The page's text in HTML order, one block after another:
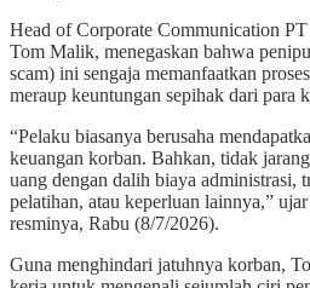
Head of Corporate Communication
Tom Malik, menegaskan bahwa
scam) ini sengaja memanfaatkan
meraup keuntungan sepihak dari para
“Pelaku biasanya berusaha
keuangan korban. Bahkan, tidak
uang dengan dalih biaya administrasi,
pelatihan, atau keperluan lainnya,”
resminya, Rabu (8/7/2026).
Guna menghindari jatuhnya korban,